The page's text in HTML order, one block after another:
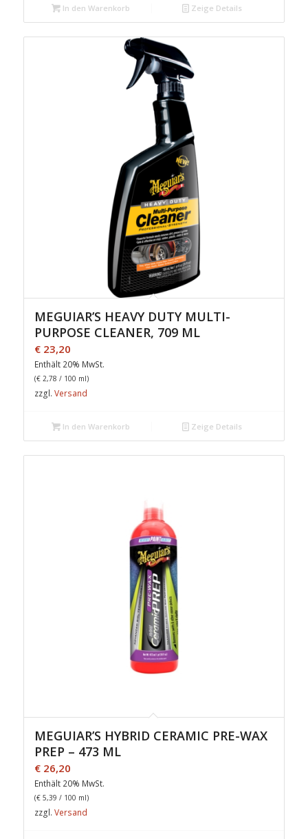
In den Warenkorb Zeige Details
MEGUIAR’S HEAVY DUTY MULTI-
PURPOSE CLEANER, 709 ML
€23,20
Enthält 20% MwSt.
(€2,78 / 100 ml)
zzgl. Versand
In den Warenkorb Zeige Details
MEGUIAR’S HYBRID CERAMIC PRE-WAX
PREP – 473 ML
€26,20
Enthält 20% MwSt.
(€5,39 / 100 ml)
zzgl. Versand